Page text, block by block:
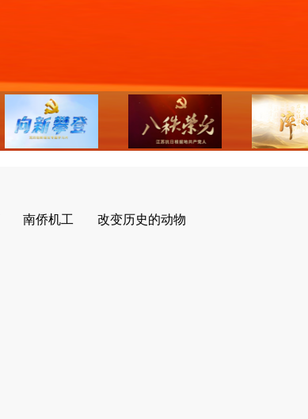
南侨机工 改变历史的动物